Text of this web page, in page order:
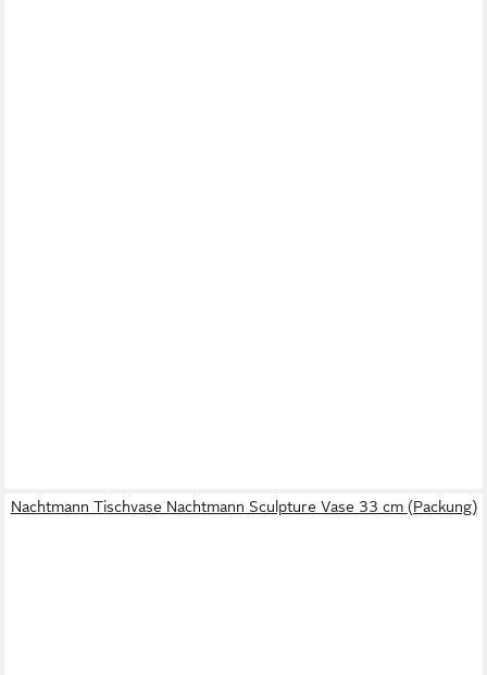
Nachtmann Tischvase Nachtmann Sculpture Vase 33 cm (Packung)